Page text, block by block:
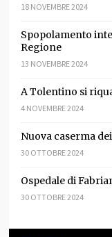
18 NOVEMBRE 2024
Spopolamento
Regione
13 NOVEMBRE 2024
A Tolentino si
4 NOVEMBRE 2024
Nuova caserma
30 OTTOBRE 2024
Ospedale di
30 OTTOBRE 2024